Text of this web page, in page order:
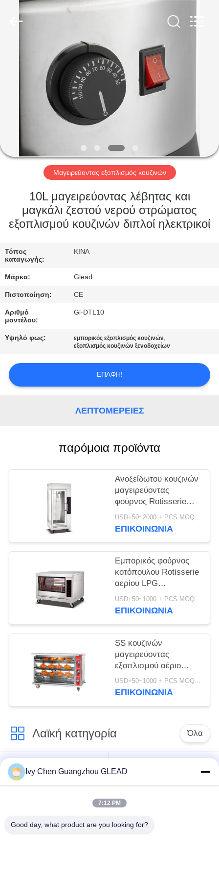
ΣΠΊΤΙ
ΠΡΟΪΌΝΤΑ
ΒΊΝΤΕΟ
ΕΜΦΆΝΙΣΗ
VR
ΣΧΕΤΙΚΆ
ΕΜΆΣ
ΕΠΙΣΚΈΨΕΙΣ
ΣΤΟ
ΈΛΕΓΧΟΣ
ΠΟΙΌΤΗΤΑΣ
ΕΙΔΉΣΕΙΣ
PRIVACY
Equipment
Μαγειρεύοντας εξοπλισμός κουζινών
10L μαγειρεύοντας λέβητας και
μαγκάλι ζεστού νερού στρώματος
εξοπλισμού κουζινών διπλοί ηλεκτρικοί
Τόπος
καταγωγής:
ΚΙΝΑ
Μάρκα: Glead
Πιστοποίηση: CE
Αριθμό
μοντέλου:
Gl-DTL10
Υψηλό φως: εμπορικός εξοπλισμός κουζινών,
εξοπλισμός κουζινών ξενοδοχείων
ΕΠΑΦΉ!
ΛΕΠΤΟΜΈΡΕΙΕΣ
παρόμοια προϊόντα
Ανοξείδωτου κουζινών
μαγειρεύοντας
φούρνος Rotisserie
εξοπλισμού κάθετος
ηλεκτρικός
USD+50~2000 + PCS MOQ:PC 1
ΕΠΙΚΟΙΝΩΝΊΑ
Εμπορικός φούρνος
κοτόπουλου Rotisserie
αερίου LPG
εστιατορίων για
ολόκληρο το
USD+50~1000 + PCS MOQ:PC 1
ΕΠΙΚΟΙΝΩΝΊΑ
SS κουζινών
μαγειρεύοντας
εξοπλισμού αέριο
μηχανών φούρνων
Rotisserie κοτόπουλου
USD+50~1000 + PCS MOQ:PC 1
ΕΠΙΚΟΙΝΩΝΊΑ
Λαϊκή κατηγορία Όλα
Εμπορικός
μαγειρεύοντας
εξοπλισμός
Μαγειρεύοντας
εξοπλισμός κουζινών
εξοπλισμός
επεξεργασίας
Ivy Chen Guangzhou GLEAD
7:12 PM
Good day, what product are you looking for?